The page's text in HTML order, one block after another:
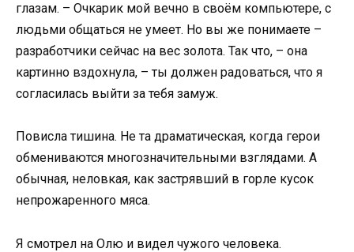
глазам. – Очкарик мой вечно в своём компьютере, с
людьми общаться не умеет. Но вы же понимаете –
разработчики сейчас на вес золота. Так что, – она
картинно вздохнула, – ты должен радоваться, что я
согласилась выйти за тебя замуж.
Повисла тишина. Не та драматическая, когда герои
обмениваются многозначительными взглядами. А
обычная, неловкая, как застрявший в горле кусок
непрожаренного мяса.
Я смотрел на Олю и видел чужого человека.